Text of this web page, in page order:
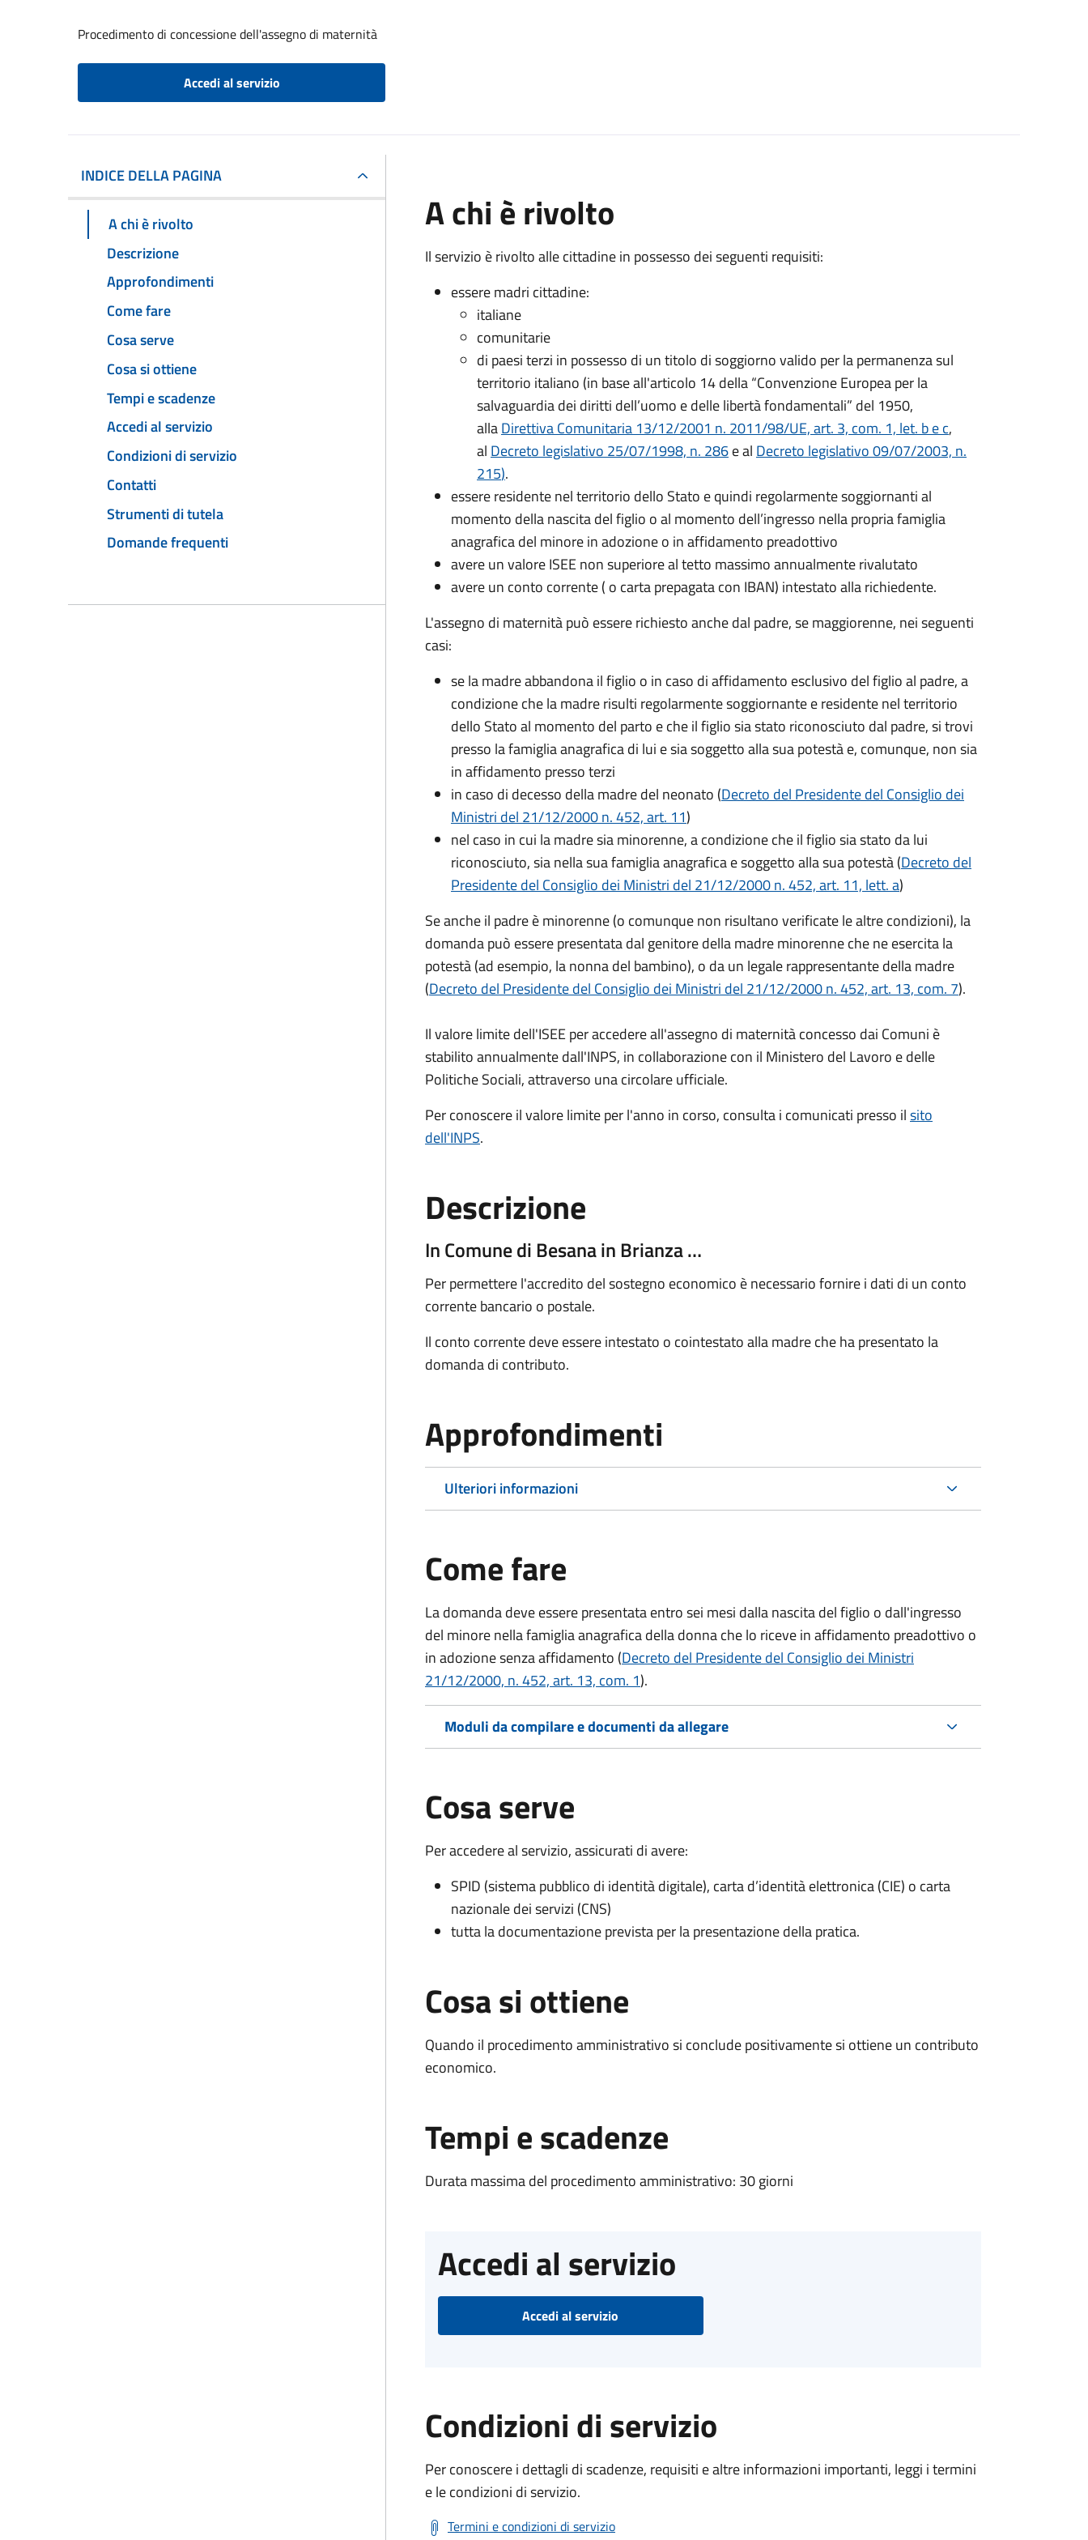
Procedimento di concessione dell'assegno di maternità
Accedi al servizio
INDICE DELLA PAGINA
A chi è rivolto
Descrizione
Approfondimenti
Come fare
Cosa serve
Cosa si ottiene
Tempi e scadenze
Accedi al servizio
Condizioni di servizio
Contatti
Strumenti di tutela
Domande frequenti
A chi è rivolto
Il servizio è rivolto alle cittadine in possesso dei seguenti requisiti:
essere madri cittadine:
italiane
comunitarie
di paesi terzi in possesso di un titolo di soggiorno valido per la permanenza sul
territorio italiano (in base all'articolo 14 della “Convenzione Europea per la
salvaguardia dei diritti dell’uomo e delle libertà fondamentali” del 1950,
allaDirettiva Comunitaria 13/12/2001 n. 2011/98/UE, art. 3, com. 1, let. b e c,
al Decreto legislativo 25/07/1998, n. 286e al Decreto legislativo 09/07/2003, n.
215).
essere residente nel territorio dello Stato e quindi regolarmente soggiornanti al
momento della nascita del figlio o al momento dell’ingresso nella propria famiglia
anagrafica del minore in adozione o in affidamento preadottivo
avere un valore ISEE non superiore al tetto massimo annualmente rivalutato
avere un conto corrente ( o carta prepagata con IBAN) intestato alla richiedente.
L'assegno di maternità può essere richiesto anche dal padre, se maggiorenne, nei seguenti
casi:
se la madre abbandona il figlio o in caso di affidamento esclusivo del figlio al padre, a
condizione che la madre risulti regolarmente soggiornante e residente nel territorio
dello Stato al momento del parto e che il figlio sia stato riconosciuto dal padre, si trovi
presso la famiglia anagrafica di lui e sia soggetto alla sua potestà e, comunque, non sia
in affidamento presso terzi
in caso di decesso della madre del neonato (Decreto del Presidente del Consiglio dei
Ministri del 21/12/2000 n. 452, art. 11)
nel caso in cui la madre sia minorenne, a condizione che il figlio sia stato da lui
riconosciuto, sia nella sua famiglia anagrafica e soggetto alla sua potestà (Decreto del
Presidente del Consiglio dei Ministri del 21/12/2000 n. 452, art. 11, lett. a)
Se anche il padre è minorenne (o comunque non risultano verificate le altre condizioni), la
domanda può essere presentata dal genitore della madre minorenne che ne esercita la
potestà (ad esempio, la nonna del bambino), o da un legale rappresentante della madre
(Decreto del Presidente del Consiglio dei Ministri del 21/12/2000 n. 452, art. 13, com. 7).
Il valore limite dell'ISEE per accedere all'assegno di maternità concesso dai Comuni è
stabilito annualmente dall'INPS, in collaborazione con il Ministero del Lavoro e delle
Politiche Sociali, attraverso una circolare ufficiale.
Per conoscere il valore limite per l'anno in corso, consulta i comunicati presso ilsito
dell'INPS.
Descrizione
In Comune di Besana in Brianza …
Per permettere l'accredito del sostegno economico è necessario fornire i dati di un conto
corrente bancario o postale.
Il conto corrente deve essere intestato o cointestato alla madre che ha presentato la
domanda di contributo.
Approfondimenti
Ulteriori informazioni
Come fare
La domanda deve essere presentataentro sei mesi dalla nascita del figlio o dall'ingresso
del minore nella famiglia anagrafica della donna che lo riceve in affidamento preadottivo o
in adozione senza affidamento (Decreto del Presidente del Consiglio dei Ministri
21/12/2000, n. 452, art. 13, com. 1).
Moduli da compilare e documenti da allegare
Cosa serve
Per accedere al servizio, assicurati di avere:
SPID (sistema pubblico di identità digitale), carta d’identità elettronica (CIE) o carta
nazionale dei servizi (CNS)
tutta la documentazione prevista per la presentazione della pratica.
Cosa si ottiene
Quando il procedimento amministrativo si conclude positivamente si ottiene un contributo
economico.
Tempi e scadenze
Durata massima del procedimento amministrativo: 30 giorni
Accedi al servizio
Accedi al servizio
Condizioni di servizio
Per conoscere i dettagli di scadenze, requisiti e altre informazioni importanti, leggi i termini
e le condizioni di servizio.
Termini e condizioni di servizio